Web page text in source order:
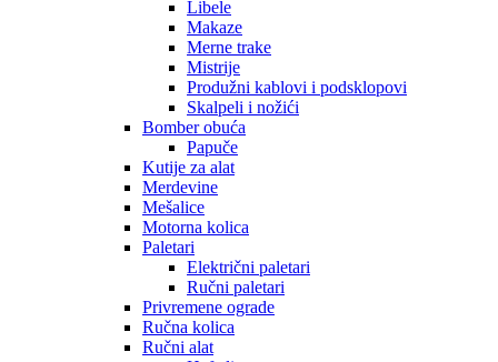
Libele
Makaze
Merne trake
Mistrije
Produžni kablovi i podsklopovi
Skalpeli i nožići
Bomber obuća
Papuče
Kutije za alat
Merdevine
Mešalice
Motorna kolica
Paletari
Električni paletari
Ručni paletari
Privremene ograde
Ručna kolica
Ručni alat